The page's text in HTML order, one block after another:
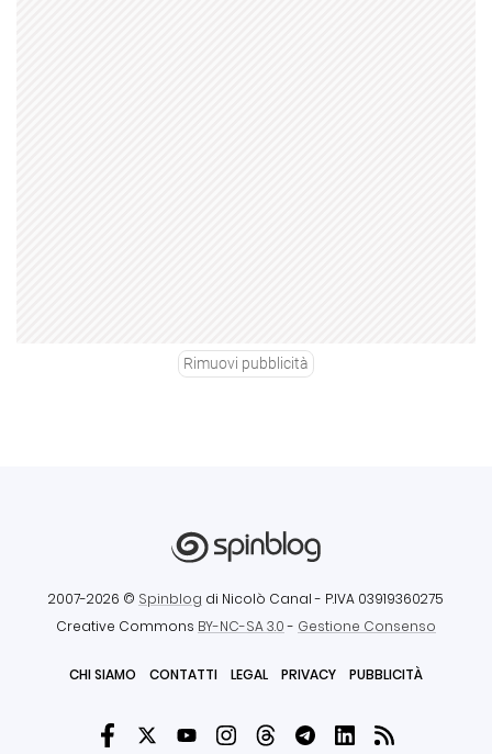
Rimuovi pubblicità
2007-2026 © Spinblog di Nicolò Canal - P.IVA 03919360275
Creative Commons BY-NC-SA 3.0- Gestione Consenso
CHI SIAMO CONTATTI LEGAL PRIVACY PUBBLICITÀ